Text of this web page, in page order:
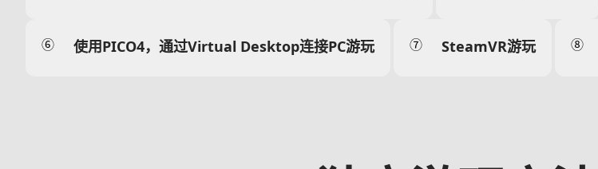
⑥ 使用PICO4，通过Virtual Desktop连接PC游玩 ⑦ SteamVR游玩 ⑧